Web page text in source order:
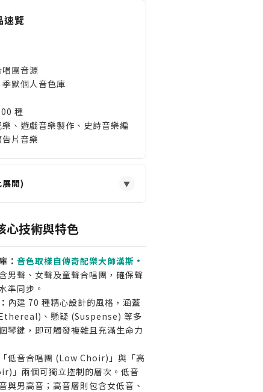
覽
團音源
默個人音色庫
種
樂、遊戲音樂製作、史詩音樂編
片音樂
開) ▼
合唱團聲部，不想手動編寫複
懸疑氛圍，並能快速迭代聲音
師。
間，為個人作品添加好萊塢等
製作人。
詞的製作人，因 CHOOIR 主要
句。
果古典美聲合唱的用戶，本軟
電影感。
心技術與特色
： 音色取樣自傳奇配樂大師漢斯·
男聲、女聲及童聲合唱團，確保聲
準同步。
內建 70 種精心設計的風格，涵蓋
、懸疑 (Suspense) 等多
琴鍵，即可觸發複雜且充滿生命力
低音合唱團 (Low Choir)」與「高
」兩個可獨立控制的層次。低音
與男高音；高音層則包含女低音、